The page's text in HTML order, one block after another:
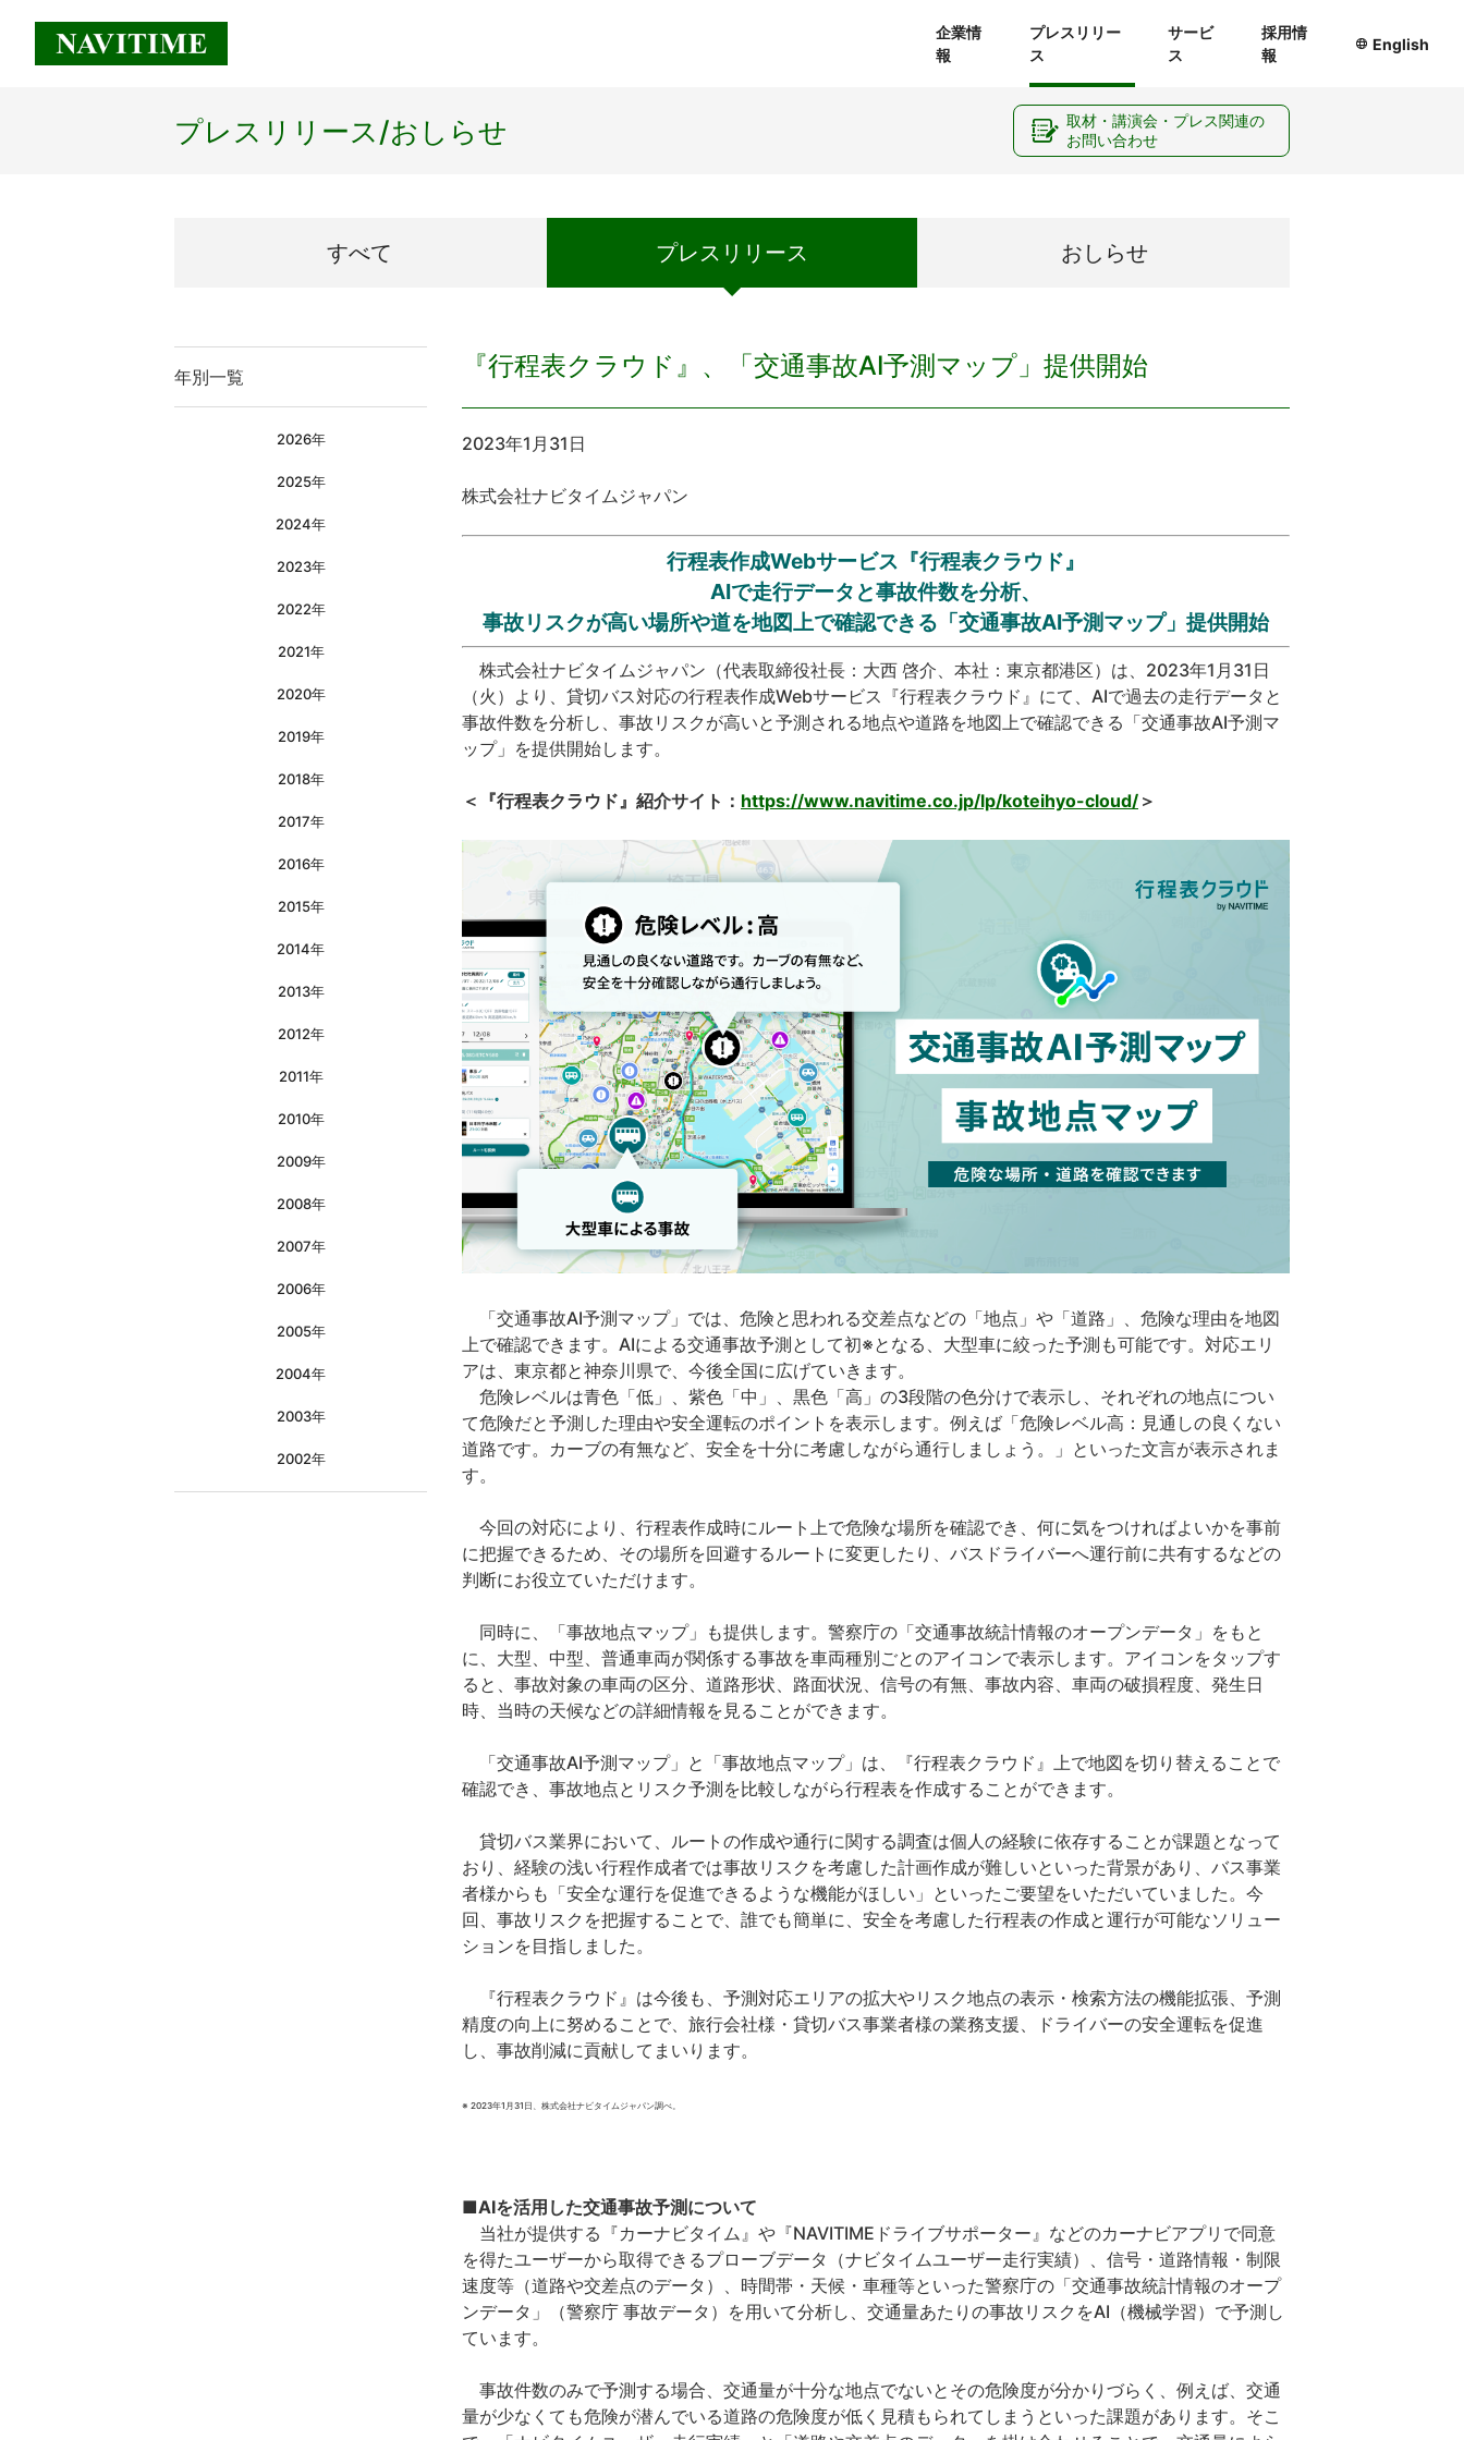
企業情
報
経営理念
プレスリリー
ス
サービ
ス
採用情
報
English
プレスリリース/おしらせ
すべて プレス リリース おしらせ
年別一覧
2026年
2025年
2024年
2023年
2022年
2021年
2020年
2019年
2018年
2017年
2016年
2015年
2014年
2013年
2012年
2011年
2010年
2009年
2008年
2007年
2006年
2005年
2004年
2003年
2002年
『行程表クラウド』、「交通事故AI予測マップ」提供開始
2023年1月31日
株式会社ナビタイムジャパン
行程表作成Webサービス『行程表クラウド』
AIで走行データと事故件数を分析、
事故リスクが高い場所や道を地図上で確認できる「交通事故AI予測マップ」提供開始
株式会社ナビタイムジャパン（代表取締役社長：大西 啓介、本社：東京都港区）は、2023年1月31日
（火）より、貸切バス対応の行程表作成Webサービス『行程表クラウド』にて、AIで過去の走行データと
事故件数を分析し、事故リスクが高いと予測される地点や道路を地図上で確認できる「交通事故AI予測マ
ップ」を提供開始します。
＜『行程表クラウド』紹介サイト： https://www.navitime.co.jp/lp/koteihyo-cloud/ ＞
「交通事故AI予測マップ」では、危険と思われる交差点などの「地点」や「道路」、危険な理由を地図
上で確認できます。AIによる交通事故予測として初※となる、大型車に絞った予測も可能です。対応エリ
アは、東京都と神奈川県で、今後全国に広げていきます。
危険レベルは青色「低」、紫色「中」、黒色「高」の3段階の色分けで表示し、それぞれの地点につい
て危険だと予測した理由や安全運転のポイントを表示します。例えば「危険レベル高：見通しの良くない
道路です。カーブの有無など、安全を十分に考慮しながら通行しましょう。」といった文言が表示されま
す。
今回の対応により、行程表作成時にルート上で危険な場所を確認でき、何に気をつければよいかを事前
に把握できるため、その場所を回避するルートに変更したり、バスドライバーへ運行前に共有するなどの
判断にお役立ていただけます。
同時に、「事故地点マップ」も提供します。警察庁の「交通事故統計情報のオープンデータ」をもと
に、大型、中型、普通車両が関係する事故を車両種別ごとのアイコンで表示します。アイコンをタップす
ると、事故対象の車両の区分、道路形状、路面状況、信号の有無、事故内容、車両の破損程度、発生日
時、当時の天候などの詳細情報を見ることができます。
「交通事故AI予測マップ」と「事故地点マップ」は、『行程表クラウド』上で地図を切り替えることで
確認でき、事故地点とリスク予測を比較しながら行程表を作成することができます。
貸切バス業界において、ルートの作成や通行に関する調査は個人の経験に依存することが課題となって
おり、経験の浅い行程作成者では事故リスクを考慮した計画作成が難しいといった背景があり、バス事業
者様からも「安全な運行を促進できるような機能がほしい」といったご要望をいただいていました。今
回、事故リスクを把握することで、誰でも簡単に、安全を考慮した行程表の作成と運行が可能なソリュー
ションを目指しました。
『行程表クラウド』は今後も、予測対応エリアの拡大やリスク地点の表示・検索方法の機能拡張、予測
精度の向上に努めることで、旅行会社様・貸切バス事業者様の業務支援、ドライバーの安全運転を促進
し、事故削減に貢献してまいります。
※ 2023年1月31日、株式会社ナビタイムジャパン調べ。
■AIを活用した交通事故予測について
当社が提供する『カーナビタイム』や『NAVITIMEドライブサポーター』などのカーナビアプリで同意
を得たユーザーから取得できるプローブデータ（ナビタイムユーザー走行実績）、信号・道路情報・制限
速度等（道路や交差点のデータ）、時間帯・天候・車種等といった警察庁の「交通事故統計情報のオープ
ンデータ」（警察庁 事故データ）を用いて分析し、交通量あたりの事故リスクをAI（機械学習）で予測し
ています。
事故件数のみで予測する場合、交通量が十分な地点でないとその危険度が分かりづらく、例えば、交通
量が少なくても危険が潜んでいる道路の危険度が低く見積もられてしまうといった課題があります。そこ
取材・講演会・プレス関連の
お問い合わせ